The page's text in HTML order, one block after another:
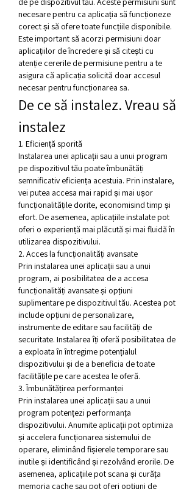
necesare pentru ca aplicația să funcționeze
corect și să ofere toate funcțiile disponibile.
Este important să acorzi permisiuni doar
aplicațiilor de încredere și să citești cu
atenție cererile de permisiune pentru a te
asigura că aplicația solicită doar accesul
necesar pentru funcționarea sa.
De ce să instalez. Vreau să
instalez
1. Eficiență sporită
Instalarea unei aplicații sau a unui program
pe dispozitivul tău poate îmbunătăți
semnificativ eficiența acestuia. Prin instalare,
vei putea accesa mai rapid și mai ușor
funcționalitățile dorite, economisind timp și
efort. De asemenea, aplicațiile instalate pot
oferi o experiență mai plăcută și mai fluidă în
utilizarea dispozitivului.
2. Acces la funcționalități avansate
Prin instalarea unei aplicații sau a unui
program, ai posibilitatea de a accesa
funcționalități avansate și opțiuni
suplimentare pe dispozitivul tău. Acestea pot
include opțiuni de personalizare,
instrumente de editare sau facilități de
securitate. Instalarea îți oferă posibilitatea de
a exploata în întregime potențialul
dispozitivului și de a beneficia de toate
facilitățile pe care acestea le oferă.
3. Îmbunătățirea performanței
Prin instalarea unei aplicații sau a unui
program potențezi performanța
dispozitivului. Anumite aplicații pot optimiza
și accelera funcționarea sistemului de
operare, eliminând fișierele temporare sau
inutile și identificând și rezolvând erorile. De
asemenea, aplicațiile pot scana și curăța
memoria cache sau pot oferi opțiuni de